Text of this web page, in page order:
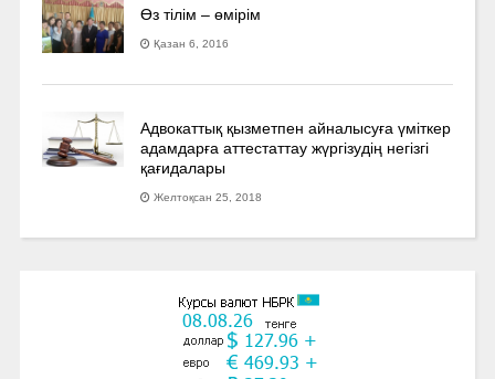
Өз тілім – өмірім
Қазан 6, 2016
Адвокаттық қызметпен айналысуға үмiткер
адамдарға аттестаттау жүргізудің негізгі
қағидалары
Желтоқсан 25, 2018